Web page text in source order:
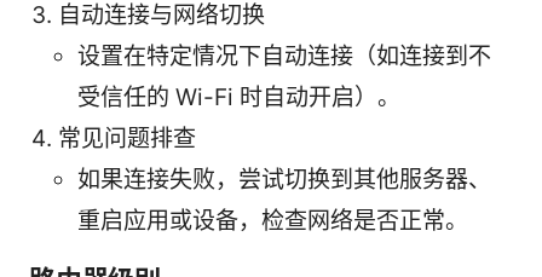
自动连接与网络切换
设置在特定情况下自动连接（如连接到不
受信任的 Wi-Fi 时自动开启）。
常见问题排查
如果连接失败，尝试切换到其他服务器、
重启应用或设备，检查网络是否正常。